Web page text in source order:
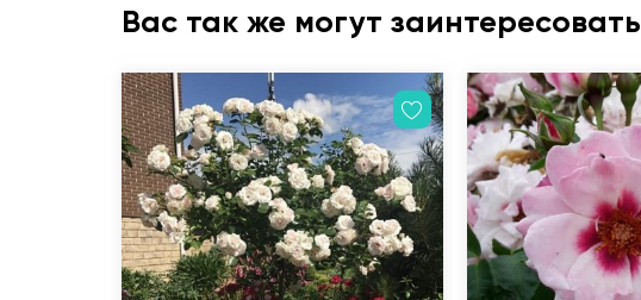
Вас так же могут заинтересовать